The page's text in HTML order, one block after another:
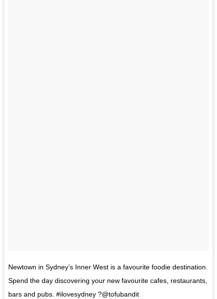
Newtown in Sydney’s Inner West is a favourite foodie destination.
Spend the day discovering your new favourite cafes, restaurants,
bars and pubs. #ilovesydney ?@tofubandit